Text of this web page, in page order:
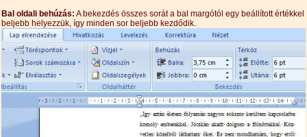
Bal oldali behúzás: A bekezdés összes sorát a bal margótól egy beállított értékkel
beljebb helyezzük, így minden sor beljebb kezdődik.